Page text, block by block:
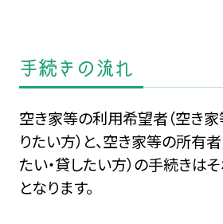
手続きの流れ
空き家等の利用希望者（空き家
りたい方）と、空き家等の所有
たい・貸したい方）の手続きは
となります。